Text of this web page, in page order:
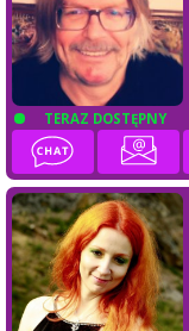
TERAZ DOSTĘPNY